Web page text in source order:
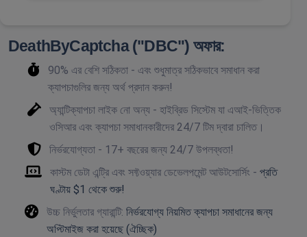
DeathByCaptcha ("DBC") অফার:
90% এর বেশি সঠিকতা - এবং শুধুমাত্র সঠিকভাবে সমাধান করা
ক্যাপচাগুলির জন্য অর্থ প্রদান করুন!
অ্যান্টিক্যাপচা লাইক নো অন্য - হাইব্রিড সিস্টেম যা এআই-ভিত্তিক
ওসিআর এবং ক্যাপচা সমাধানকারীদের 24/7 টিম দ্বারা চালিত।
নির্ভরযোগ্যতা - 17+ বছরের জন্য 24/7 উপলব্ধতা!
কাস্টম ডেটা এন্ট্রি এবং সফ্টওয়্যার ডেভেলপমেন্ট আউটসোর্সিং - প্রতি
ঘণ্টায় $1 থেকে শুরু!
উচ্চ নির্ভুলতার গ্যারান্টি: নির্ভরযোগ্য নিয়মিত ক্যাপচা সমাধানের জন্য
অপ্টিমাইজ করা হয়েছে (ঐচ্ছিক)